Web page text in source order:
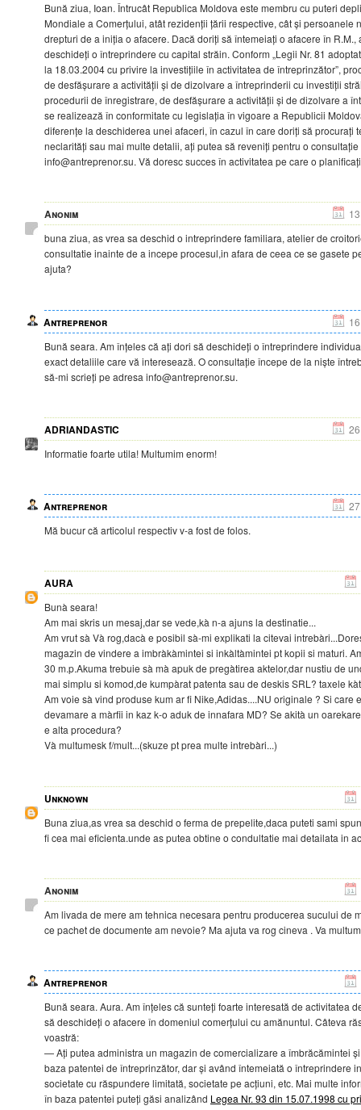
Bună ziua, Ioan. Întrucât Republica Moldova este membru cu puteri
Mondiale a Comerțului, atât rezidenții țării respective, cât și persoanele
drepturi de a iniția o afacere. Dacă doriți să întemeiați o afacere în R.M.,
deschideți o întreprindere cu capital străin. Conform „Legii Nr. 81
la 18.03.2004 cu privire la investițiile în activitatea de întreprinzător”,
de desfășurare a activității și de dizolvare a întreprinderii cu investiții
procedurii de înregistrare, de desfășurare a activității și de dizolvare a
se realizează în conformitate cu legislația în vigoare a Republicii
diferențe la deschiderea unei afaceri, în cazul în care doriți să procurați
neclarități sau mai multe detalii, ați putea să reveniți pentru o
info@antreprenor.su. Vă doresc succes în activitatea pe care o
Anonim
buna ziua, as vrea sa deschid o intreprindere familiara, atelier de
consultatie inainte de a incepe procesul,in afara de ceea ce se gasete
ajuta?
Antreprenor
Bună seara. Am înțeles că ați dori să deschideți o întreprindere
exact detaliile care vă interesează. O consultație începe de la niște
să-mi scrieți pe adresa info@antreprenor.su.
ADRIANDASTIC
Informatie foarte utila! Multumim enorm!
Antreprenor
Mă bucur că articolul respectiv v-a fost de folos.
AURA
Bunà seara!
Am mai skris un mesaj,dar se vede,kà n-a ajuns la destinatie...
Am vrut sà Và rog,dacà e posibil sà-mi explikati la citevai
magazin de vindere a imbràkàmintei si inkàltàmintei pt kopii si maturi.
30 m.p.Akuma trebuie sà mà apuk de pregàtirea aktelor,dar nustiu de
mai simplu si komod,de kumpàrat patenta sau de deskis SRL? taxele
Am voie sà vind produse kum ar fi Nike,Adidas....NU originale ? Si care
devamare a màrfii in kaz k-o aduk de innafara MD? Se akità un
e alta procedura?
Và multumesk f/mult...(skuze pt prea multe intrebàri...)
Unknown
Buna ziua,as vrea sa deschid o ferma de prepelite,daca puteti sami
fi cea mai eficienta.unde as putea obtine o condultatie mai detailata in
Anonim
Am livada de mere am tehnica necesara pentru producerea sucului de
ce pachet de documente am nevoie? Ma ajuta va rog cineva . Va
Antreprenor
Bună seara. Aura. Am înțeles că sunteți foarte interesată de activitatea
să deschideți o afacere în domeniul comerțului cu amănuntul. Câteva
voastră:
— Ați putea administra un magazin de comercializare a îmbrăcămintei
baza patentei de întreprinzător, dar și având întemeiată o întreprindere
societate cu răspundere limitată, societate pe acțiuni, etc. Mai multe
în baza patentei puteți găsi analizând Legea Nr. 93 din 15.07.1998 cu